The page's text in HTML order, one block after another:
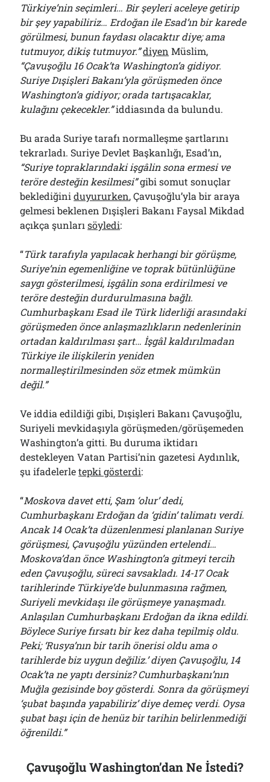
Türkiye’nin seçimleri… Bir şeyleri aceleye getirip
bir şey yapabiliriz… Erdoğan ile Esad’ın bir karede
görülmesi, bunun faydası olacaktır diye; ama
tutmuyor, dikiş tutmuyor.”diyen Müslim,
“Çavuşoğlu 16 Ocak’ta Washington’a gidiyor.
Suriye Dışişleri Bakanı’yla görüşmeden önce
Washington’a gidiyor; orada tartışacaklar,
kulağını çekecekler.”iddiasında da bulundu.
Bu arada Suriye tarafı normalleşme şartlarını
tekrarladı. Suriye Devlet Başkanlığı, Esad’ın,
“Suriye topraklarındaki işgâlin sona ermesi ve
teröre desteğin kesilmesi”gibi somut sonuçlar
beklediğiniduyururken, Çavuşoğlu’yla bir araya
gelmesi beklenen Dışişleri Bakanı Faysal Mikdad
açıkça şunlarısöyledi:
“Türk tarafıyla yapılacak herhangi bir görüşme,
Suriye’nin egemenliğine ve toprak bütünlüğüne
saygı gösterilmesi, işgâlin sona erdirilmesi ve
teröre desteğin durdurulmasına bağlı.
Cumhurbaşkanı Esad ile Türk liderliği arasındaki
görüşmeden önce anlaşmazlıkların nedenlerinin
ortadan kaldırılması şart… İşgâl kaldırılmadan
Türkiye ile ilişkilerin yeniden
normalleştirilmesinden söz etmek mümkün
değil.”
Ve iddia edildiği gibi, Dışişleri Bakanı Çavuşoğlu,
Suriyeli mevkidaşıyla görüşmeden/görüşemeden
Washington’a gitti. Bu duruma iktidarı
destekleyen Vatan Partisi’nin gazetesi Aydınlık,
şu ifadelerletepki gösterdi:
“Moskova davet etti, Şam ‘olur’ dedi,
Cumhurbaşkanı Erdoğan da ‘gidin’ talimatı verdi.
Ancak 14 Ocak’ta düzenlenmesi planlanan Suriye
görüşmesi, Çavuşoğlu yüzünden ertelendi…
Moskova’dan önce Washington’a gitmeyi tercih
eden Çavuşoğlu, süreci savsakladı. 14-17 Ocak
tarihlerinde Türkiye’de bulunmasına rağmen,
Suriyeli mevkidaşı ile görüşmeye yanaşmadı.
Anlaşılan Cumhurbaşkanı Erdoğan da ikna edildi.
Böylece Suriye fırsatı bir kez daha tepilmiş oldu.
Peki; ‘Rusya’nın bir tarih önerisi oldu ama o
tarihlerde biz uygun değiliz.’ diyen Çavuşoğlu, 14
Ocak’ta ne yaptı dersiniz? Cumhurbaşkanı’nın
Muğla gezisinde boy gösterdi. Sonra da görüşmeyi
‘şubat başında yapabiliriz’ diye demeç verdi. Oysa
şubat başı için de henüz bir tarihin belirlenmediği
öğrenildi.”
Çavuşoğlu Washington’dan Ne İstedi?